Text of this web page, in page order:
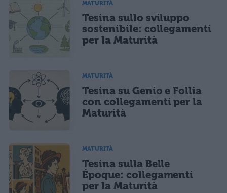
MATURITÀ
Tesina sullo sviluppo
sostenibile: collegamenti
per la Maturità
MATURITÀ
Tesina su Genio e Follia
con collegamenti per la
Maturità
MATURITÀ
Tesina sulla Belle
Époque: collegamenti
per la Maturità